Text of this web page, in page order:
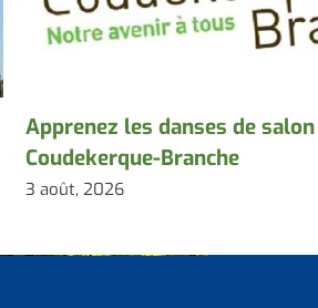
Apprenez les danses de salon
Coudekerque-Branche
3 août, 2026